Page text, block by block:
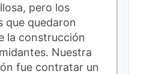
pero los
que quedaron
la construcción
Nuestra
fue contratar un